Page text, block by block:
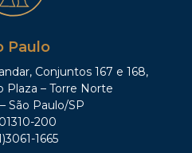
Paulo
Conjuntos 167 e 168,
Plaza – Torre Norte
São Paulo/SP
200
1665